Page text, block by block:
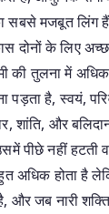
मजबूत लिंग हैं.
के लिए अच्छा
तुलना में अधिक
पड़ता है, स्वयं,
शांति, और
पीछे नहीं
अधिक होता है
और जब नारी